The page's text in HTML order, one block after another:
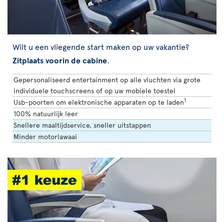
Wilt u een vliegende start maken op uw vakantie?
Zitplaats voorin de cabine.
Gepersonaliseerd entertainment op alle vluchten via grote
individuele touchscreens of op uw mobiele toestel
Usb-poorten om elektronische apparaten op te laden1
100% natuurlijk leer
Snellere maaltijdservice, sneller uitstappen
Minder motorlawaai